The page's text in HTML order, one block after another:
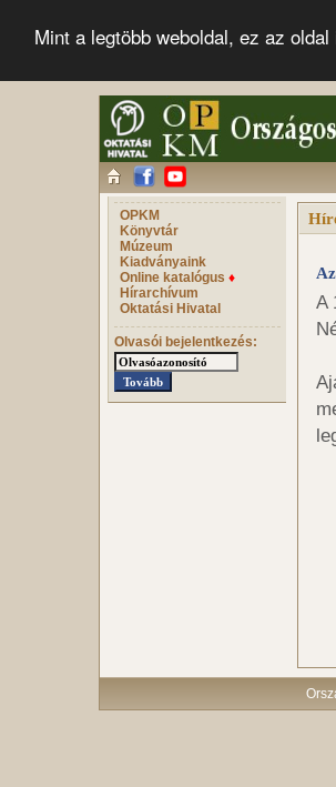
Mint a legtöbb weboldal, ez az
OPKM
Könyvtár
Múzeum
Kiadványaink
Online katalógus ♦
Hírarchívum
Oktatási Hivatal
Olvasói bejelentkezés:
A